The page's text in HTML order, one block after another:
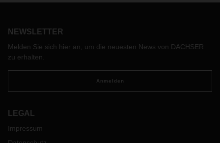
NEWSLETTER
Melden Sie sich hier an, um die neuesten News von DACHSER
zu erhalten.
Anmelden
LEGAL
Impressum